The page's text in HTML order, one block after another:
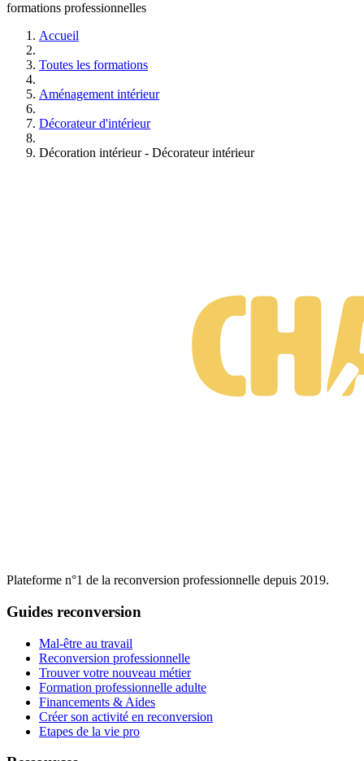
formations professionnelles
Accueil
Toutes les formations
Aménagement intérieur
Décorateur d'intérieur
Décoration intérieur - Décorateur intérieur
Plateforme n°1 de la reconversion professionnelle depuis 2019.
Guides reconversion
Mal-être au travail
Reconversion professionnelle
Trouver votre nouveau métier
Formation professionnelle adulte
Financements & Aides
Créer son activité en reconversion
Etapes de la vie pro